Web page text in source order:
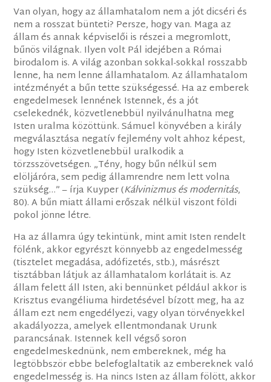
Van olyan, hogy az államhatalom nem a jót dicséri és
nem a rosszat bünteti? Persze, hogy van. Maga az
állam és annak képviselői is részei a megromlott,
bűnös világnak. Ilyen volt Pál idejében a Római
birodalom is. A világ azonban sokkal-sokkal rosszabb
lenne, ha nem lenne államhatalom. Az államhatalom
intézményét a bűn tette szükségessé. Ha az emberek
engedelmesek lennének Istennek, és a jót
cselekednék, közvetlenebbül nyilvánulhatna meg
Isten uralma közöttünk. Sámuel könyvében a király
megválasztása negatív fejlemény volt ahhoz képest,
hogy Isten közvetlenebbül uralkodik a
törzsszövetségen. „Tény, hogy bűn nélkül sem
elöljáróra, sem pedig államrendre nem lett volna
szükség…” – írja Kuyper (Kálvinizmus és modernitás,
80). A bűn miatt állami erőszak nélkül viszont földi
pokol jönne létre.
Ha az államra úgy tekintünk, mint amit Isten rendelt
fölénk, akkor egyrészt könnyebb az engedelmesség
(tisztelet megadása, adófizetés, stb.), másrészt
tisztábban látjuk az államhatalom korlátait is. Az
állam felett áll Isten, aki bennünket például akkor is
Krisztus evangéliuma hirdetésével bízott meg, ha az
állam ezt nem engedélyezi, vagy olyan törvényekkel
akadályozza, amelyek ellentmondanak Urunk
parancsának. Istennek kell végső soron
engedelmeskednünk, nem embereknek, még ha
legtöbbször ebbe belefoglaltatik az embereknek való
engedelmesség is. Ha nincs Isten az állam fölött, akkor